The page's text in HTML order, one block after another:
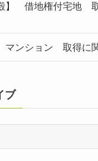
殿】 借地権付宅地
マンション 取得に
ブ